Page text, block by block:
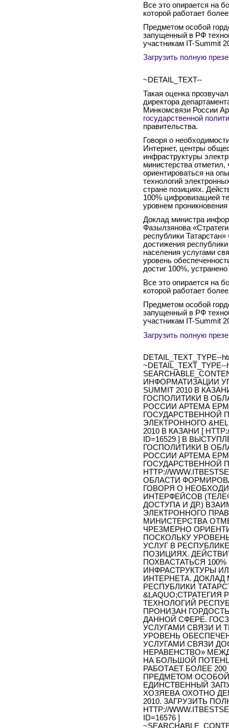
Все это опирается на
которой работает
Предметом особой
запущенный в РФ
участникам IT-Summit
Загрузить полную
~DETAIL_TEXT--
Такая оценка
директора
Минкомсвязи России
государственной
правительства.
Говоря о
Интернет, центры
инфраструктуры
министерства отметил,
ориентироваться на
технологий
стране позициях.
100% цифровизацией
уровнем
Доклад министра
Фазылзянова
республики
достижения
населения услугами
уровень
достиг 100%,
Все это опирается на
которой работает
Предметом особой
запущенный в РФ
участникам IT-Summit
Загрузить полную
DETAIL_TEXT_TYPE--
~DETAIL_TEXT_TYPE--
ИНФОРМАТИЗАЦИИ
SUMMIT 2010 В
ГОСПОЛИТИКИ В
РОССИИ АРТЕМА
ГОСУДАРСТВЕННОЙ
ЭЛЕКТРОННОГО
2010 В КАЗАНИ [
ID=16529 ] В
ГОСПОЛИТИКИ В
РОССИИ АРТЕМА
ГОСУДАРСТВЕННОЙ
HTTP://
ОБЛАСТИ
ГОВОРЯ О
ИНТЕРФЕЙСОВ
ДОСТУПА И ДР.)
ЭЛЕКТРОННОГО
МИНИСТЕРСТВА
ЧРЕЗМЕРНО
ПОСКОЛЬКУ
УСЛУГ В
ПОЗИЦИЯХ.
ПОХВАСТАТЬСЯ
ИНФРАСТРУКТУРЫ
ИНТЕРНЕТА.
РЕСПУБЛИКИ
ТЕХНОЛОГИЙ
ПРОНИЗАН
ДАННОЙ СФЕРЕ.
УСЛУГАМИ СВЯЗИ И
УРОВЕНЬ
УСЛУГАМИ СВЯЗИ
НЕРАВЕНСТВО»
НА БОЛЬШОЙ
РАБОТАЕТ БОЛЕЕ
ПРЕДМЕТОМ ОСОБОЙ
ЕДИНСТВЕННЫЙ
ХОЗЯЕВА ОХОТНО
2010. ЗАГРУЗИТЬ
HTTP://
ID=16576 ]